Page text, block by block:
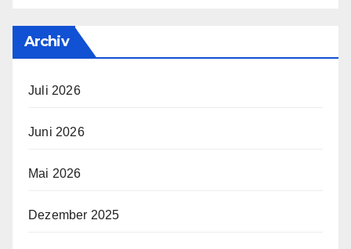
Archiv
Juli 2026
Juni 2026
Mai 2026
Dezember 2025